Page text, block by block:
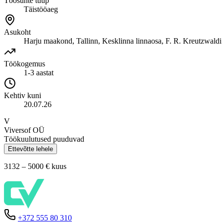
Täistööaeg
Asukoht
Harju maakond, Tallinn, Kesklinna linnaosa, F. R.
Töökogemus
1-3 aastat
Kehtiv kuni
20.07.26
V
Viversof OÜ
Töökuulutused puuduvad
Ettevõtte lehele
3132 – 5000 € kuus
+372 555 80 310